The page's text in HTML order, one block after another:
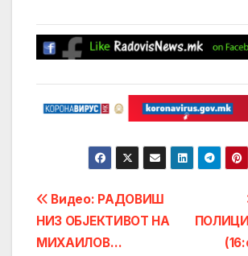
Post
navigation
Видео: РАДОВИШ
НИЗ ОБЈЕКТИВОТ НА
МИХАИЛОВ…